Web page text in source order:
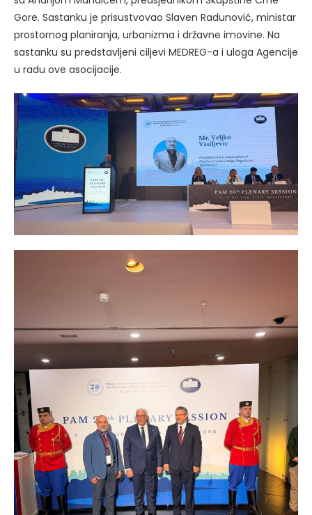
Gore. Sastanku je prisustvovao Slaven Radunović, ministar
prostornog planiranja, urbanizma i državne imovine. Na
sastanku su predstavljeni ciljevi MEDREG-a i uloga Agencije
u radu ove asocijacije.